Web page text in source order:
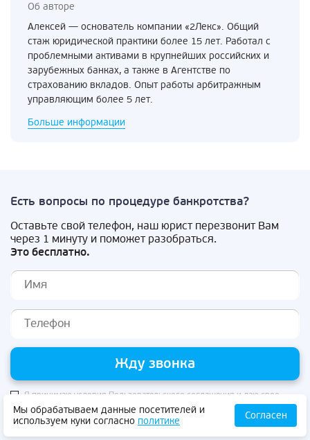
Об авторе
Алексей — основатель компании «2Лекс». Общий
стаж юридической практики более 15 лет. Работал с
проблемными активами в крупнейших российских и
зарубежных банках, а также в Агентстве по
страхованию вкладов. Опыт работы арбитражным
управляющим более 5 лет.
Больше информации
Есть вопросы по процедуре банкротства?
Оставьте свой телефон, наш юрист перезвонит Вам
через 1 минуту и поможет разобраться.
Это бесплатно.
Жду звонка
Я принимаю условия Пользовательского соглашения и даю свое
согласие на обработку моих персональных данных
в соответствии с
Политикой конфиденциальности
Мы обрабатываем данные посетителей и
используем куки согласно политике Согласен